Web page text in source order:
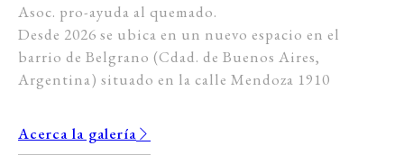
Asoc. pro-ayuda al quemado.
Desde 2026 se ubica en un nuevo espacio en el
barrio de Belgrano (Cdad. de Buenos Aires,
Argentina) situado en la calle Mendoza 1910
Acerca la galería